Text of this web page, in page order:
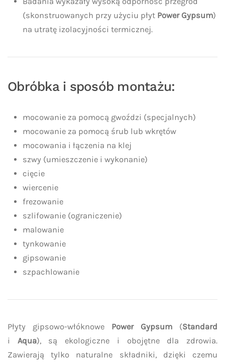
(skonstruowanych przy użyciu płyt Power Gypsum)
na utratę izolacyjności termicznej.
Obróbka i sposób montażu:
mocowanie za pomocą gwoździ (specjalnych)
mocowanie za pomocą śrub lub wkrętów
mocowania i łączenia na klej
szwy (umieszczenie i wykonanie)
cięcie
wiercenie
frezowanie
szlifowanie (ograniczenie)
malowanie
tynkowanie
gipsowanie
szpachlowanie
Płyty gipsowo-włóknowe Power Gypsum (Standard
i Aqua), są ekologiczne i obojętne dla zdrowia.
Zawierają tylko naturalne składniki, dzięki czemu